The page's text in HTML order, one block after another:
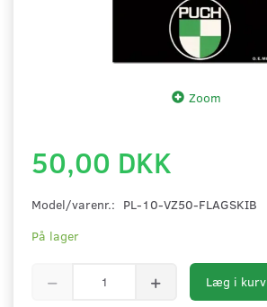
Zoom
50,00 DKK
Model/varenr.: PL-10-VZ50-FLAGSKIB
På lager
Læg i kurv